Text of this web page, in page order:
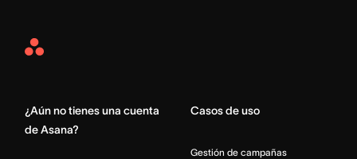
Asana
¿Aún no tienes una cuenta
de Asana?
Casos de uso
Gestión de campañas